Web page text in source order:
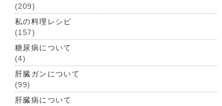
(209)
私の料理レシピ
(157)
糖尿病について
(4)
肝臓ガンについて
(99)
肝臓病について